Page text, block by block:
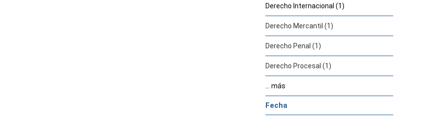
Derecho Internacional (1)
Derecho Mercantil (1)
Derecho Penal (1)
Derecho Procesal (1)
... más
Fecha